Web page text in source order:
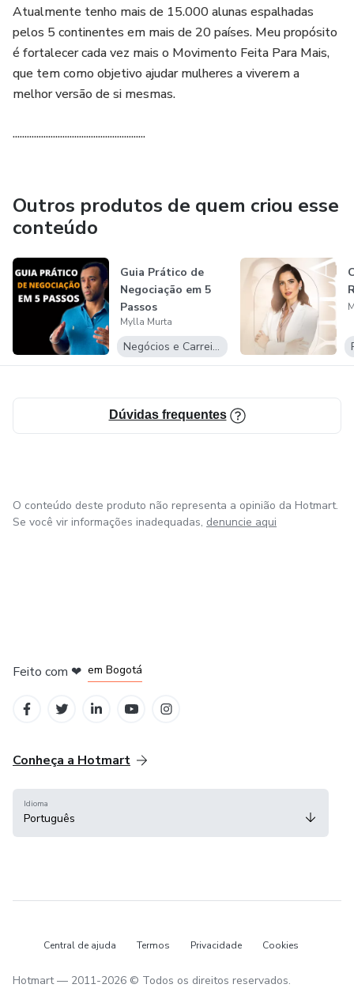
Atualmente tenho mais de 15.000 alunas espalhadas
pelos 5 continentes em mais de 20 países. Meu propósito
é fortalecer cada vez mais o Movimento Feita Para Mais,
que tem como objetivo ajudar mulheres a viverem a
melhor versão de si mesmas.
........................................................
Outros produtos de quem criou esse
conteúdo
Guia Prático de
Negociação em 5
Passos
Mylla Murta
Negócios e Carreira
Dúvidas frequentes
O conteúdo deste produto não representa a opinião da Hotmart.
Se você vir informações inadequadas, denuncie aqui
Feito com ❤ em Bogotá
Conheça a Hotmart
Idioma
Português
Central de ajuda Termos Privacidade Cookies
Hotmart — 2011-2026 © Todos os direitos reservados.